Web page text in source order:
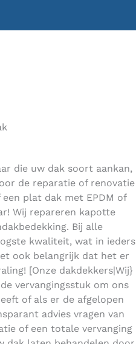
die uw dak soort aankan,
de reparatie of renovatie
plat dak met EPDM of
Wij repareren kapotte
Bij alle
kwaliteit, wat in ieders
ook belangrijk dat het er
[Onze dakdekkers|Wij}
vervangingsstuk om ons
of als er de afgelopen
advies vragen van
of een totale vervanging